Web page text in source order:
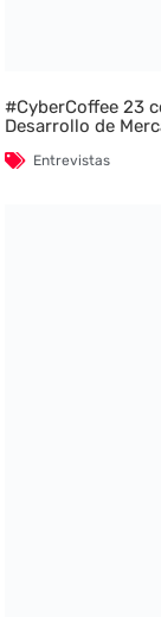
#CyberCoffee 23
Desarrollo de
Entrevistas